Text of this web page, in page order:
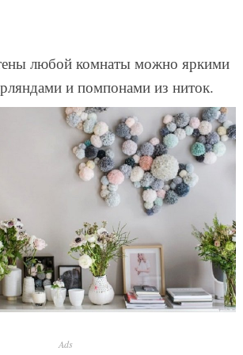
любой комнаты можно яркими
и помпонами из ниток.
Ads